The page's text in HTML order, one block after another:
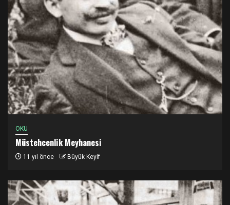
OKU
Müstehcenlik Meyhanesi
11 yıl önce Büyük Keyif